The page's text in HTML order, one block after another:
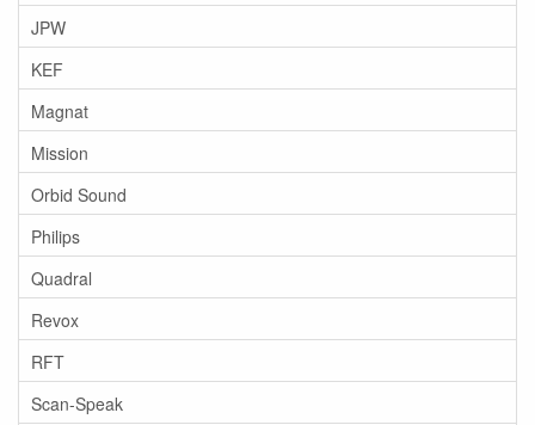
JPW
KEF
Magnat
Mission
Orbid Sound
Philips
Quadral
Revox
RFT
Scan-Speak